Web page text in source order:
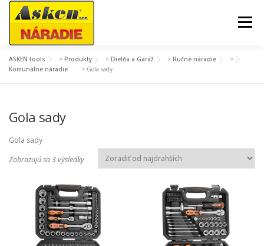
Prejsť
Menu
AKCIE A SEZÓNNY TOVAR
DIELŇA A GARÁŽ
STROJE A TECHNIKA MÔJ ÚČET
ASKEN tools > Produkty > Dielňa a Garáž > Ručné náradie
>
Komunálne náradie
> Gola sady
Gola sady
Gola sady
Zobrazujú sa 3 výsledkyZ
a
d
e
n
é